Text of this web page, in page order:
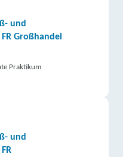
und
Großhandel
Praktikum
und